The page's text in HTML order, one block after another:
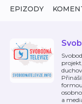
EPIZODY
a